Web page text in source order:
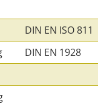
DIN EN ISO 811
DIN EN 1928